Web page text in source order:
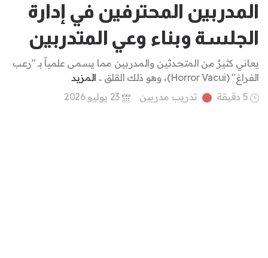
المدربين المحترفين في إدارة
الجلسة وبناء وعي المتدربين
يعاني كثيرٌ من المتحدثين والمدربين مما يسمى علمياً بـ "رعب
الفراغ" (Horror Vacui)، وهو ذلك القلق ..
المزيد
5 دقيقة
تدريب مدربين 23 يوليو 2026